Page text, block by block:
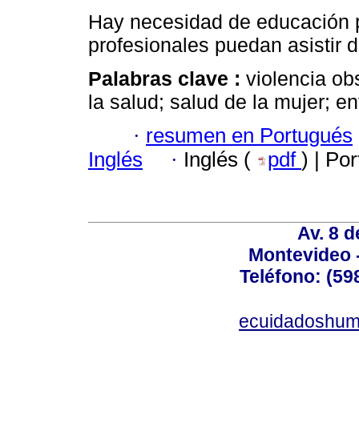
Hay necesidad de educación
profesionales puedan asistir
Palabras clave : violencia
la salud; salud de la mujer;
· resumen en Portugués
Inglés
· Inglés ( pdf ) |
Av. 8
Montevideo
Teléfono: